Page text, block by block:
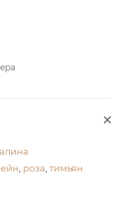
роза тимьян